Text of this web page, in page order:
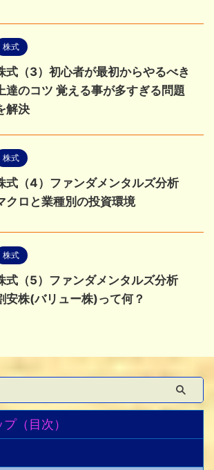
株式
式（3）初心者が最初からやるべき
達のコツ 覚える事が多すぎる問題
解決
株式
式（4）ファンダメンタルズ分析
クロと業種別の投資環境
株式
式（5）ファンダメンタルズ分析
安株(バリュー株)って何？
（目次）